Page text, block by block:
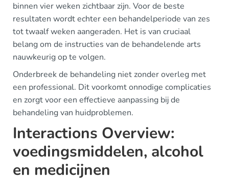
binnen vier weken zichtbaar zijn. Voor de beste
resultaten wordt echter een behandelperiode van zes
tot twaalf weken aangeraden. Het is van cruciaal
belang om de instructies van de behandelende arts
nauwkeurig op te volgen.
Onderbreek de behandeling niet zonder overleg met
een professional. Dit voorkomt onnodige complicaties
en zorgt voor een effectieve aanpassing bij de
behandeling van huidproblemen.
Interactions Overview:
voedingsmiddelen, alcohol
en medicijnen